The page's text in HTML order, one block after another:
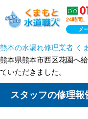
24時間
メ
熊本の水漏れ修理業者 く
熊本県熊本市西区花園へ
ていただきました。
スタッフの修理報